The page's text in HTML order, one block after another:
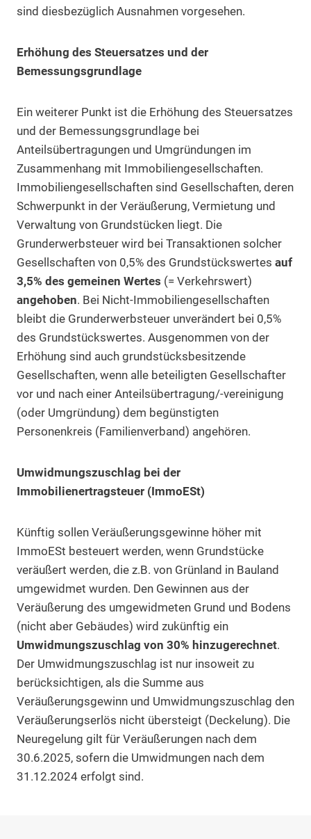
sind diesbezüglich Ausnahmen vorgesehen.
Erhöhung des Steuersatzes und der
Bemessungsgrundlage
Ein weiterer Punkt ist die Erhöhung des Steuersatzes
und der Bemessungsgrundlage bei
Anteilsübertragungen und Umgründungen im
Zusammenhang mit Immobiliengesellschaften.
Immobiliengesellschaften sind Gesellschaften, deren
Schwerpunkt in der Veräußerung, Vermietung und
Verwaltung von Grundstücken liegt. Die
Grunderwerbsteuer wird bei Transaktionen solcher
Gesellschaften von 0,5% des Grundstückswertes auf
3,5% des gemeinen Wertes (= Verkehrswert)
angehoben. Bei Nicht-Immobiliengesellschaften
bleibt die Grunderwerbsteuer unverändert bei 0,5%
des Grundstückswertes. Ausgenommen von der
Erhöhung sind auch grundstücksbesitzende
Gesellschaften, wenn alle beteiligten Gesellschafter
vor und nach einer Anteilsübertragung/-vereinigung
(oder Umgründung) dem begünstigten
Personenkreis (Familienverband) angehören.
Umwidmungszuschlag bei der
Immobilienertragsteuer (ImmoESt)
Künftig sollen Veräußerungsgewinne höher mit
ImmoESt besteuert werden, wenn Grundstücke
veräußert werden, die z.B. von Grünland in Bauland
umgewidmet wurden. Den Gewinnen aus der
Veräußerung des umgewidmeten Grund und Bodens
(nicht aber Gebäudes) wird zukünftig ein
Umwidmungszuschlag von 30% hinzugerechnet.
Der Umwidmungszuschlag ist nur insoweit zu
berücksichtigen, als die Summe aus
Veräußerungsgewinn und Umwidmungszuschlag den
Veräußerungserlös nicht übersteigt (Deckelung). Die
Neuregelung gilt für Veräußerungen nach dem
30.6.2025, sofern die Umwidmungen nach dem
31.12.2024 erfolgt sind.